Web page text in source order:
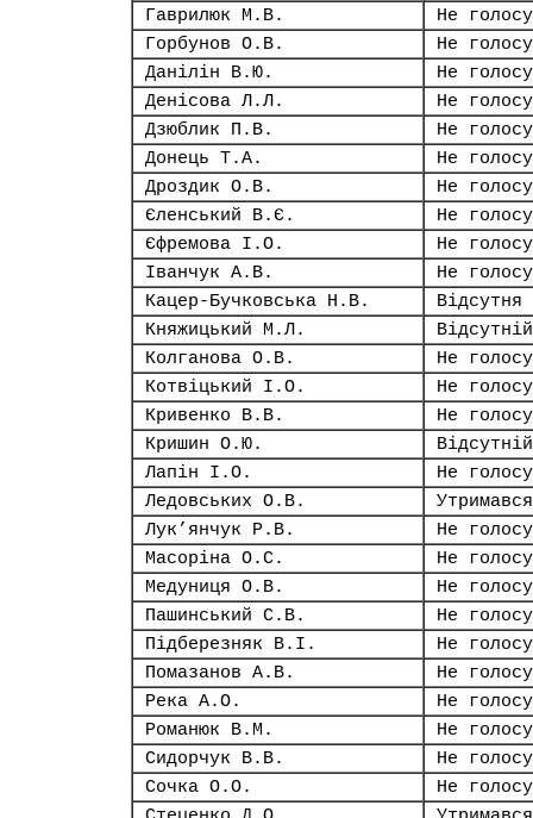
Гаврилюк М.В.
Не
Горбунов О.В.
Не
Данілін В.Ю.
Не
Денісова Л.Л.
Не
Дзюблик П.В.
Не
Донець Т.А.
Не
Дроздик О.В.
Не
Єленський В.Є.
Не
Єфремова І.О.
Не
Іванчук А.В.
Не
Кацер-Бучковська Н.В.
Відсутня
Княжицький М.Л.
Відсутній
Колганова О.В.
Не
Котвіцький І.О.
Не
Кривенко В.В.
Не
Кришин О.Ю.
Відсутній
Лапін І.О.
Не
Ледовських О.В.
Утримався
Лук’янчук Р.В.
Не
Масоріна О.С.
Не
Медуниця О.В.
Не
Пашинський С.В.
Не
Підберезняк В.І.
Не
Помазанов А.В.
Не
Река А.О.
Не
Романюк В.М.
Не
Сидорчук В.В.
Не
Сочка О.О.
Не